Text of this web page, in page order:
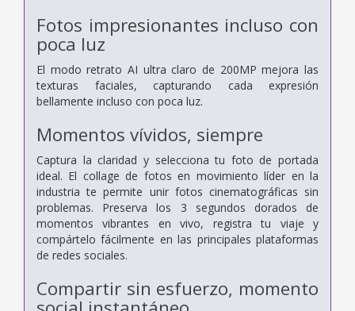
Fotos impresionantes incluso con
poca luz
El modo retrato AI ultra claro de 200MP mejora las
texturas faciales, capturando cada expresión
bellamente incluso con poca luz.
Momentos vívidos, siempre
Captura la claridad y selecciona tu foto de portada
ideal. El collage de fotos en movimiento líder en la
industria te permite unir fotos cinematográficas sin
problemas. Preserva los 3 segundos dorados de
momentos vibrantes en vivo, registra tu viaje y
compártelo fácilmente en las principales plataformas
de redes sociales.
Compartir sin esfuerzo, momento